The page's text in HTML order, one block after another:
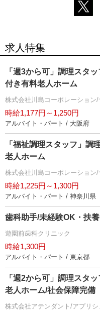
求人特集
「週3から可」調理スタ
付き有料老人ホーム
株式会社川島コーポレーション
時給1,177円～1,250円
アルバイト・パート / 大阪府
「福祉調理スタッフ」調
老人ホーム
株式会社川島コーポレーション
時給1,225円～1,300円
アルバイト・パート / 神奈川県
歯科助手/未経験OK・扶
遊園前歯科クリニック
時給1,300円
アルバイト・パート / 東京都
「週2から可」調理スタ
老人ホーム/社会保障完備
株式会社アテンダント/アプリ